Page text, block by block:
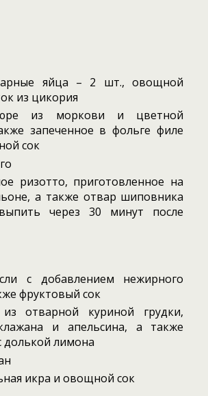
яйца – 2 шт., овощной
из цикория
из моркови и цветной
запеченное в фольге филе
сок
ризотто, приготовленное на
а также отвар шиповника
через 30 минут после
с добавлением нежирного
фруктовый сок
отварной куриной грудки,
и апельсина, а также
долькой лимона
икра и овощной сок